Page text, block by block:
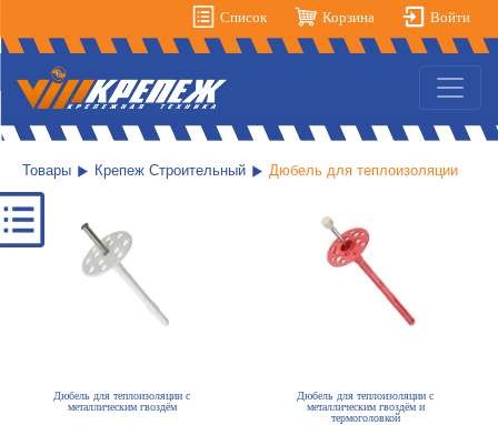
Список Корзина Войти
Товары Крепеж Строительный Дюбель для теплоизоляции
Дюбель для теплоизоляции с
металлическим гвоздём
Дюбель для теплоизоляции с
металлическим гвоздём и
термоголовкой